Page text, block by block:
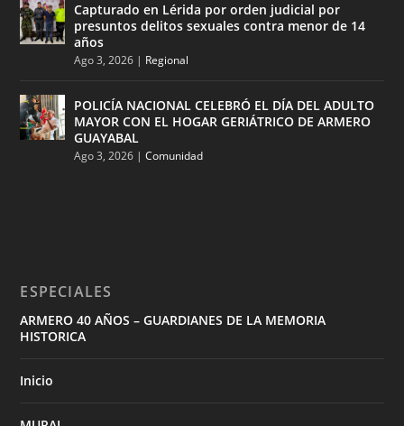
Capturado en Lérida por orden judicial por
presuntos delitos sexuales contra menor de 14
años
Ago 3, 2026 | Regional
POLICÍA NACIONAL CELEBRÓ EL DÍA DEL ADULTO
MAYOR CON EL HOGAR GERIÁTRICO DE ARMERO
GUAYABAL
Ago 3, 2026 |Comunidad
ESPECIALES
ARMERO 40 AÑOS – GUARDIANES DE LA MEMORIA
HISTORICA
Inicio